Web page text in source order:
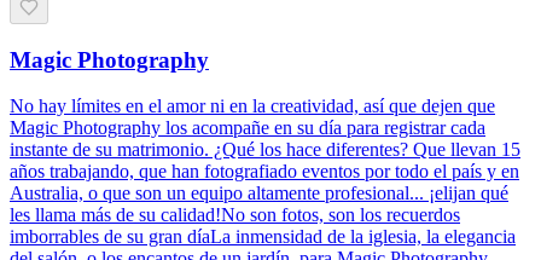
Magic Photography
No hay límites en el amor ni en la creatividad, así que dejen que
Magic Photography los acompañe en su día para registrar cada
instante de su matrimonio. ¿Qué los hace diferentes? Que llevan 15
años trabajando, que han fotografiado eventos por todo el país y en
Australia, o que son un equipo altamente profesional... ¡elijan qué
les llama más de su calidad!No son fotos, son los recuerdos
imborrables de su gran díaLa inmensidad de la iglesia, la elegancia